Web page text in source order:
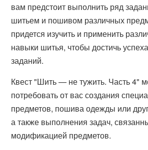
вам предстоит выполнить ряд
шитьем и пошивом различных
придется изучить и применить
навыки шитья, чтобы достичь
заданий.
Квест "Шить — не тужить. Часть 4"
потребовать от вас создания
предметов, пошива одежды или
а также выполнения задач,
модификацией предметов.